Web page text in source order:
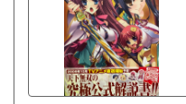
モデル スケールモデル